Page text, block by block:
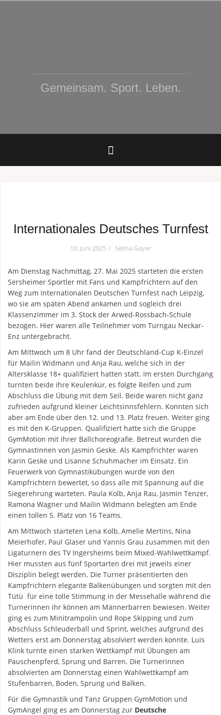
Gemeinsam. Sport. Leben.
Internationales Deutsches Turnfest
10. Juni 2025 Selina Gayer
Am Dienstag Nachmittag, 27. Mai 2025 starteten die ersten
Sersheimer Sportler mit Fans und Kampfrichtern auf den
Weg zum Internationalen Deutschen Turnfest nach Leipzig,
wo sie am späten Abend ankamen und sogleich drei
Klassenzimmer im 3. Stock der Arwed-Rossbach-Schule
bezogen. Hier waren alle Teilnehmer vom Turngau Neckar-
Enz untergebracht.
Am Mittwoch um 8 Uhr fand der Deutschland-Cup K-Einzel
für Mailin Widmann und Anja Rau, welche sich in der
Altersklasse 18+ qualifiziert hatten statt. Im ersten Durchgang
turnten beide ihre Keulenkür, es folgte Reifen und zum
Abschluss die Übung mit dem Seil. Beide waren nicht ganz
zufrieden aufgrund kleiner Leichtsinnsfehlern. Konnten sich
aber am Ende über den 12. und 13. Platz freuen. Weiter ging
es mit den K-Gruppen. Qualifiziert hatte sich die Gruppe
GymMotion mit ihrer Ballchoreografie. Betreut wurden die
Gymnastinnen von Jasmin Geske. Als Kampfrichter waren
Karin Geske und Lisanne Schuhmacher im Einsatz. Ein
Feuerwerk von Gymnastikübungen wurde von den
Kampfrichtern bewertet, so dass alle mit Spannung auf die
Siegerehrung warteten. Paula Kolb, Anja Rau, Jasmin Tenzer,
Ramona Wagner und Mailin Widmann belegten am Ende
einen tollen 5. Platz von 16 Teams.
Am Mittwoch starteten Lena Kolb, Amelie Mertins, Nina
Meierhofer, Paul Glaser und Yannis Grau zusammen mit den
Ligaturnern des TV Ingersheims beim Mixed-Wahlwettkampf.
Hier mussten aus fünf Sportarten drei mit jeweils einer
Disziplin belegt werden. Die Turner präsentierten den
Kampfrichtern elegante Balkenübungen und sorgten mit den
Tütü für eine tolle Stimmung in der Messehalle während die
Turnerinnen ihr können am Männerbarren bewiesen. Weiter
ging es zum Minitrampolin und Rope Skipping und zum
Abschluss Schleuderball und Sprint, welches aufgrund des
Wetters erst am Donnerstag absolviert werden konnte. Luis
Klink turnte einen starken Wettkampf mit Übungen am
Pauschenpferd, Sprung und Barren. Die Turnerinnen
absolvierten am Donnerstag einen Wahlwettkampf am
Stufenbarren, Boden, Sprung und Balken.
Für die Gymnastik und Tanz Gruppen GymMotion und
GymAngel ging es am Donnerstag zur Deutsche